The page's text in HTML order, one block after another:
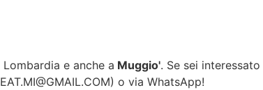
e anche a Muggio'. Se sei
) o via WhatsApp!